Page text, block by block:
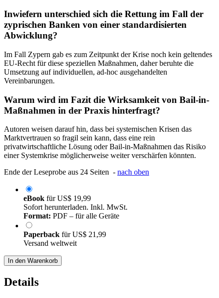
Inwiefern unterschied sich die Rettung im Fall der
zyprischen Banken von einer standardisierten
Abwicklung?
Im Fall Zypern gab es zum Zeitpunkt der Krise noch kein geltendes
EU-Recht für diese speziellen Maßnahmen, daher beruhte die
Umsetzung auf individuellen, ad-hoc ausgehandelten
Vereinbarungen.
Warum wird im Fazit die Wirksamkeit von Bail-in-
Maßnahmen in der Praxis hinterfragt?
Autoren weisen darauf hin, dass bei systemischen Krisen das
Marktvertrauen so fragil sein kann, dass eine rein
privatwirtschaftliche Lösung oder Bail-in-Maßnahmen das Risiko
einer Systemkrise möglicherweise weiter verschärfen könnten.
Ende der Leseprobe aus 24 Seiten - nach oben
eBook fürUS$ 19,99
Sofort herunterladen. Inkl. MwSt.
Format: PDF – für alle Geräte
Paperback fürUS$ 21,99
Versand weltweit
In den Warenkorb
Details